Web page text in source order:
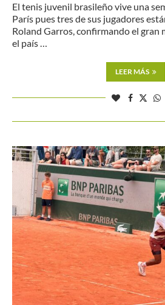
El tenis juvenil brasileño vive una
París pues tres de sus jugadores
Roland Garros, confirmando el gran
el país …
LEER MÁS